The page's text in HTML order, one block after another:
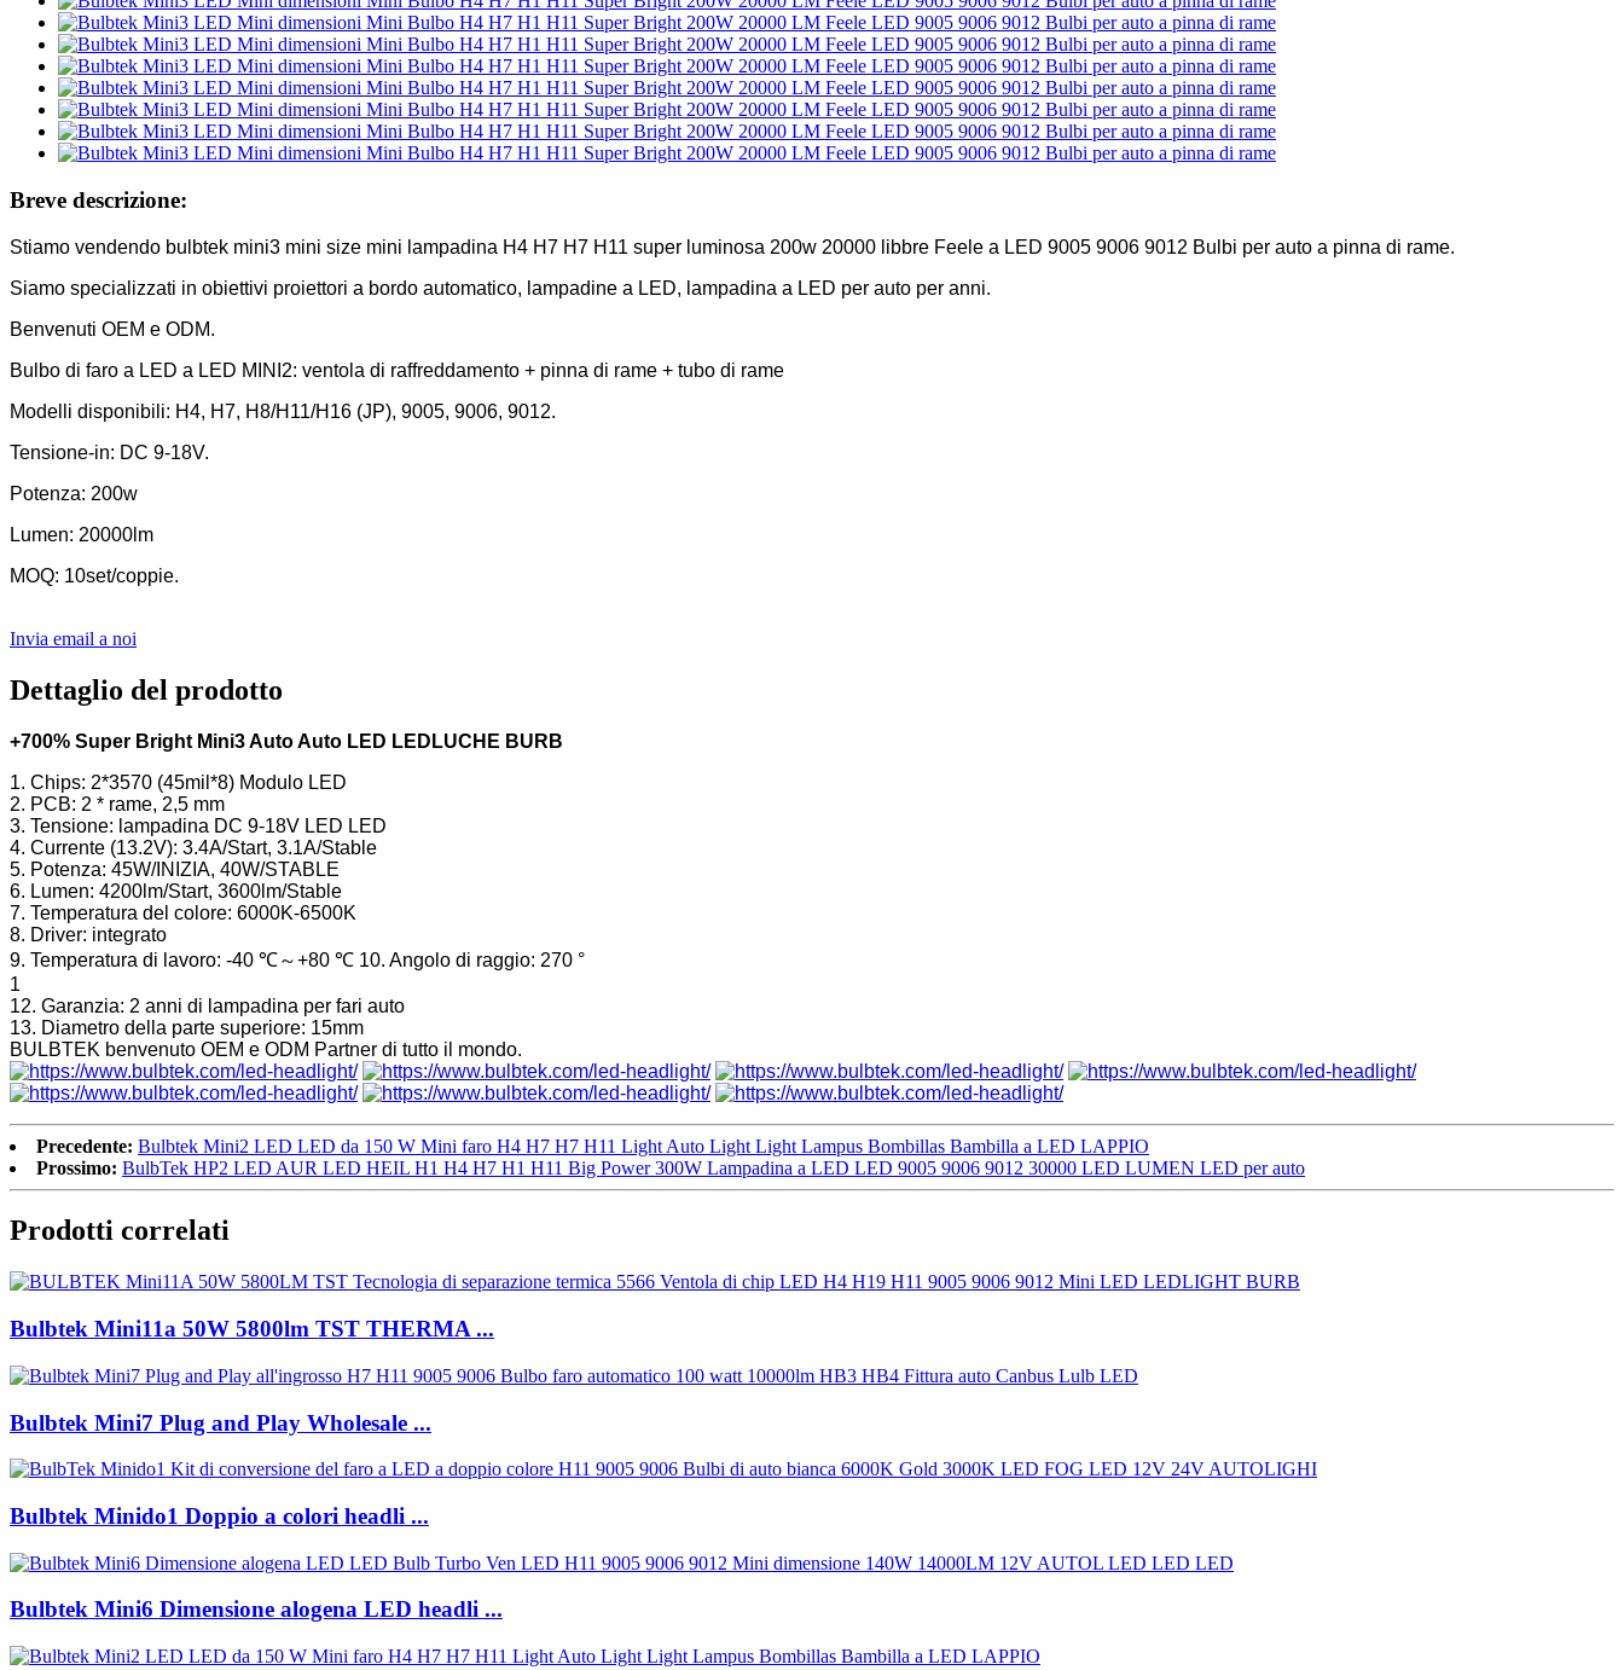
Breve descrizione:
Stiamo vendendo bulbtek mini3 mini size mini lampadina H4 H7 H7 H11 super luminosa 200w 20000 libbre Feele a LED 9005 9006 9012 Bulbi per auto a pinna di rame.
Siamo specializzati in obiettivi proiettori a bordo automatico, lampadine a LED, lampadina a LED per auto per anni.
Benvenuti OEM e ODM.
Bulbo di faro a LED a LED MINI2: ventola di raffreddamento + pinna di rame + tubo di rame
Modelli disponibili: H4, H7, H8/H11/H16 (JP), 9005, 9006, 9012.
Tensione-in: DC 9-18V.
Potenza: 200w
Lumen: 20000lm
MOQ: 10set/coppie.
Invia email a noi
Dettaglio del prodotto
+700% Super Bright Mini3 Auto Auto LED LEDLUCHE BURB
1. Chips: 2*3570 (45mil*8) Modulo LED
2. PCB: 2 * rame, 2,5 mm
3. Tensione: lampadina DC 9-18V LED LED
4. Currente (13.2V): 3.4A/Start, 3.1A/Stable
5. Potenza: 45W/INIZIA, 40W/STABLE
6. Lumen: 4200lm/Start, 3600lm/Stable
7. Temperatura del colore: 6000K-6500K
8. Driver: integrato
9. Temperatura di lavoro: -40 ℃～+80 ℃ 10. Angolo di raggio: 270 °
1
12. Garanzia: 2 anni di lampadina per fari auto
13. Diametro della parte superiore: 15mm
BULBTEK benvenuto OEM e ODM Partner di tutto il mondo.
Precedente: Bulbtek Mini2 LED LED da 150 W Mini faro H4 H7 H7 H11 Light Auto Light Light Lampus Bombillas Bambilla a LED LAPPIO
Prossimo: BulbTek HP2 LED AUR LED HEIL H1 H4 H7 H1 H11 Big Power 300W Lampadina a LED LED 9005 9006 9012 30000 LED LUMEN LED per auto
Prodotti correlati
Bulbtek Mini11a 50W 5800lm TST THERMA ...
Bulbtek Mini7 Plug and Play Wholesale ...
Bulbtek Minido1 Doppio a colori headli ...
Bulbtek Mini6 Dimensione alogena LED headli ...